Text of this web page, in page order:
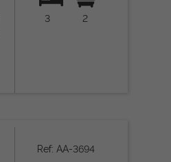
3 2
Ref: AA-3694